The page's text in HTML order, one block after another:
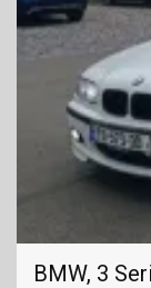
BMW, 3